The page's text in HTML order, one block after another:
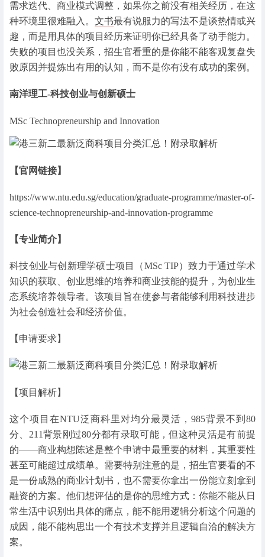
需求迭代、商业模式调整，如果你之前没有相关经历，在这
种环境里很难融入。 文书最有说服力的写法不是谈热情或兴
趣，而是用具体的项目经历来证明你已经具备了动手能力。
失败的项目也没关系，招生官看重的是你能不能客观复盘失
败原因并提炼出有用的认知，而不是你有没有成功的案例。
南洋理工-科技创业与创新硕士
MSc Technopreneurship and Innovation
【官网链接】
https://www.ntu.edu.sg/education/graduate-programme/master-of-
science-technopreneurship-and-innovation-programme
【专业简介】
科技创业与创新理学硕士项目（MSc TIP）致力于通过学术
知识的获取、创业思维的培养和商业技能的提升，为创业生
态系统培养领导者。该项目旨在使参与者能够利用科技进步
为社会创造社会和经济价值。
【申请要求】
【项目解析】
这个项目在NTU泛商科里对均分最灵活，985背景不到80
分、211背景刚过80分都有录取可能，但这种灵活是有前提
的——商业构想陈述是整个申请中最重要的材料，其重要性
甚至可能超过成绩单。需要特别注意的是，招生官要看的不
是一份成熟的商业计划书，也不需要你拿出一份能立刻拿到
融资的方案。他们想评估的是你的思维方式：你能不能从日
常生活中识别出具体的痛点，能不能用逻辑分析这个问题的
成因，能不能构思出一个有技术支撑并且逻辑自洽的解决方
案。